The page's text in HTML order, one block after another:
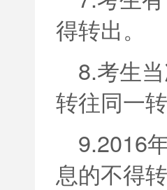
得转出。
8.考生
转往同一转
9.2016
息的不得转